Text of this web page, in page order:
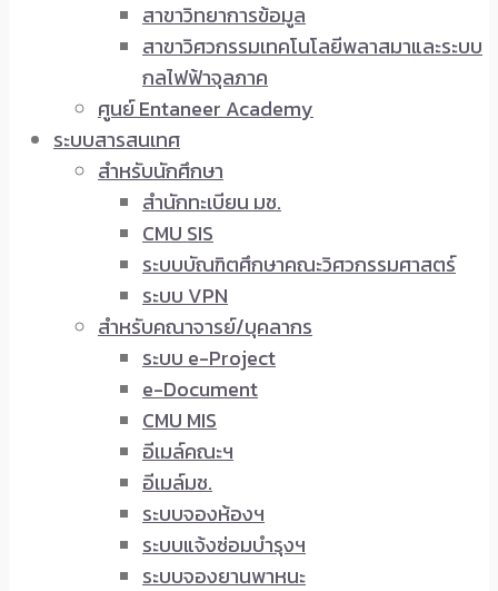
สาขาวิทยาการข้อมูล
สาขาวิศวกรรมเทคโนโลยีพลาสมาและระบบ
กลไฟฟ้าจุลภาค
ศูนย์ Entaneer Academy
ระบบสารสนเทศ
สำหรับนักศึกษา
สำนักทะเบียน มช.
CMU SIS
ระบบบัณฑิตศึกษาคณะวิศวกรรมศาสตร์
ระบบ VPN
สำหรับคณาจารย์/บุคลากร
ระบบ e-Project
e-Document
CMU MIS
อีเมล์คณะฯ
อีเมล์มช.
ระบบจองห้องฯ
ระบบแจ้งซ่อมบำรุงฯ
ระบบจองยานพาหนะ